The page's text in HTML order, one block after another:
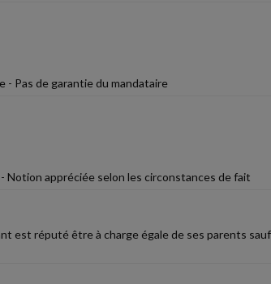
- Pas de garantie du mandataire
appréciée selon les circonstances de fait
est réputé être à charge égale de ses parents